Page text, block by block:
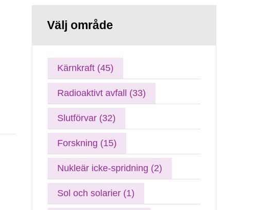
Välj område
Kärnkraft (45)
Radioaktivt avfall (33)
Slutförvar (32)
Forskning (15)
Nukleär icke-spridning (2)
Sol och solarier (1)